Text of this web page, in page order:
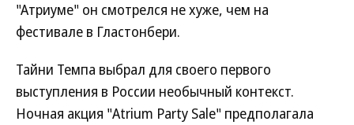
"Атриуме" он смотрелся не хуже, чем на
фестивале в Гластонбери.
Тайни Темпа выбрал для своего первого
выступления в России необычный контекст.
Ночная акция "Atrium Party Sale" предполагала